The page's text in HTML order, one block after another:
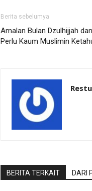
Berita sebelumya
Amalan Bulan Dzulhijjah
Perlu Kaum Muslimin
BERITA TERKAIT DARI